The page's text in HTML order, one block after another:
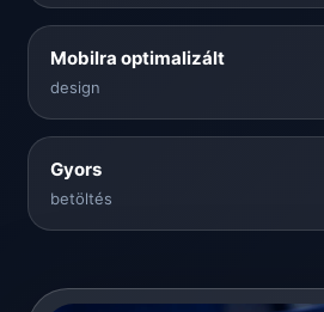
Mobilra optimalizált
design
Gyors
betöltés